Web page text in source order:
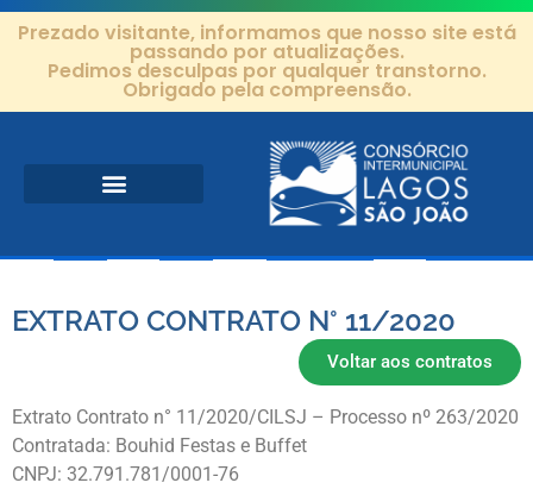
Prezado visitante, informamos que nosso site está
passando por atualizações.
Pedimos desculpas por qualquer transtorno.
Obrigado pela compreensão.
EXTRATO CONTRATO N° 11/2020
Voltar aos contratos
Extrato Contrato n° 11/2020/CILSJ – Processo nº 263/2020
Contratada: Bouhid Festas e Buffet
CNPJ: 32.791.781/0001-76